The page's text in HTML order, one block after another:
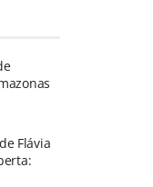
Flávia